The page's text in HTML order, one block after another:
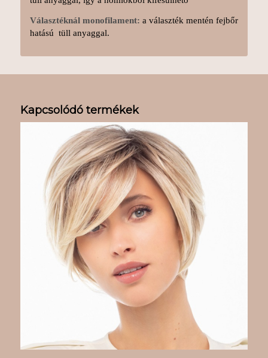
Választéknál monofilament: a választék mentén fejbőr
hatású tüll anyaggal.
Kapcsolódó termékek